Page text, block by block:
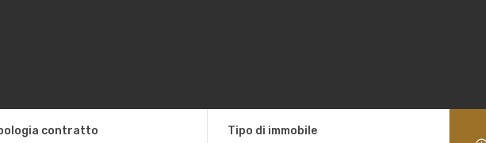
contratto Tipo di immobile